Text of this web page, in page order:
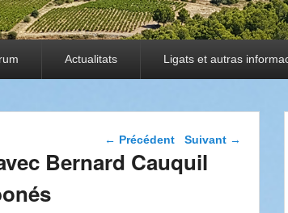
Actualitats Ligats et autras
Navigation dans les
articles
← Précédent Suivant →
Bernard Cauquil